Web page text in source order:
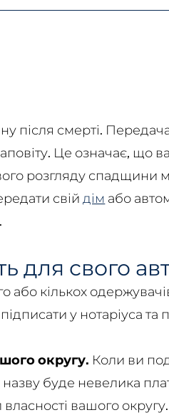
смерті.
Це означає, що
розгляду
свій дім або
для свого
або кількох
у нотаріуса та
округу. Коли ви
буде невелика
вашого округу.